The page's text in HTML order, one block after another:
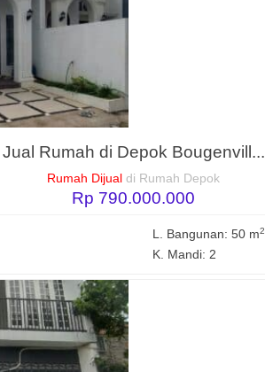
Jual Rumah di Depok Bougenvill...
Rumah Dijual di Rumah Depok
Rp 790.000.000
L. Bangunan: 50 m2
K. Mandi: 2